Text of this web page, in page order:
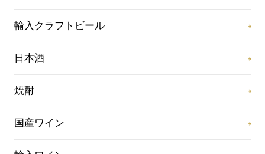
輸入クラフトビール
日本酒
焼酎
国産ワイン